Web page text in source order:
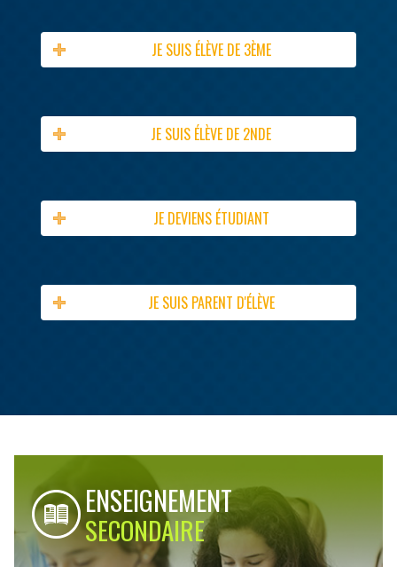
JE SUIS ÉLÈVE DE 3ÈME
JE SUIS ÉLÈVE DE 2NDE
JE DEVIENS ÉTUDIANT
JE SUIS PARENT D'ÉLÈVE
ENSEIGNEMENT
SECONDAIRE